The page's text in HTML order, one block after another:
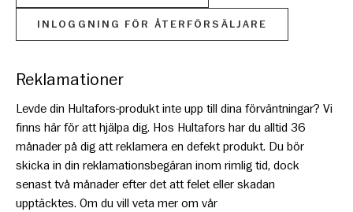
INLOGGNING FÖR ÅTERFÖRSÄLJARE
Reklamationer
Levde din Hultafors-produkt inte upp till dina förväntningar? Vi
finns här för att hjälpa dig. Hos Hultafors har du alltid 36
månader på dig att reklamera en defekt produkt. Du bör
skicka in din reklamationsbegäran inom rimlig tid, dock
senast två månader efter det att felet eller skadan
upptäcktes. Om du vill veta mer om vår